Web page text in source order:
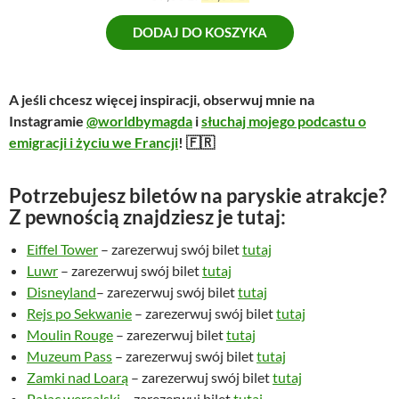
:
8
9
0
z
,
0
0
ł
.
i
e
r
n
a
e
a
w
y
n
s
ł
a
k
t
u
a
n
w
y
o
s
:
2
9
DODAJ DO KOSZYKA
A jeśli chcesz więcej inspiracji, obserwuj mnie na
Instagramie @worldbymagda isłuchaj mojego podcastu o
emigracji i życiu we Francji! 🇫🇷
Potrzebujesz biletów na paryskie atrakcje?
Z pewnością znajdziesz je tutaj:
Eiffel Tower – zarezerwuj swój bilettutaj
Luwr – zarezerwuj swój bilettutaj
Disneyland– zarezerwuj swój bilettutaj
Rejs po Sekwanie – zarezerwuj swój bilettutaj
Moulin Rouge – zarezerwuj bilettutaj
Muzeum Pass – zarezerwuj swój bilettutaj
Zamki nad Loarą – zarezerwuj swój bilettutaj